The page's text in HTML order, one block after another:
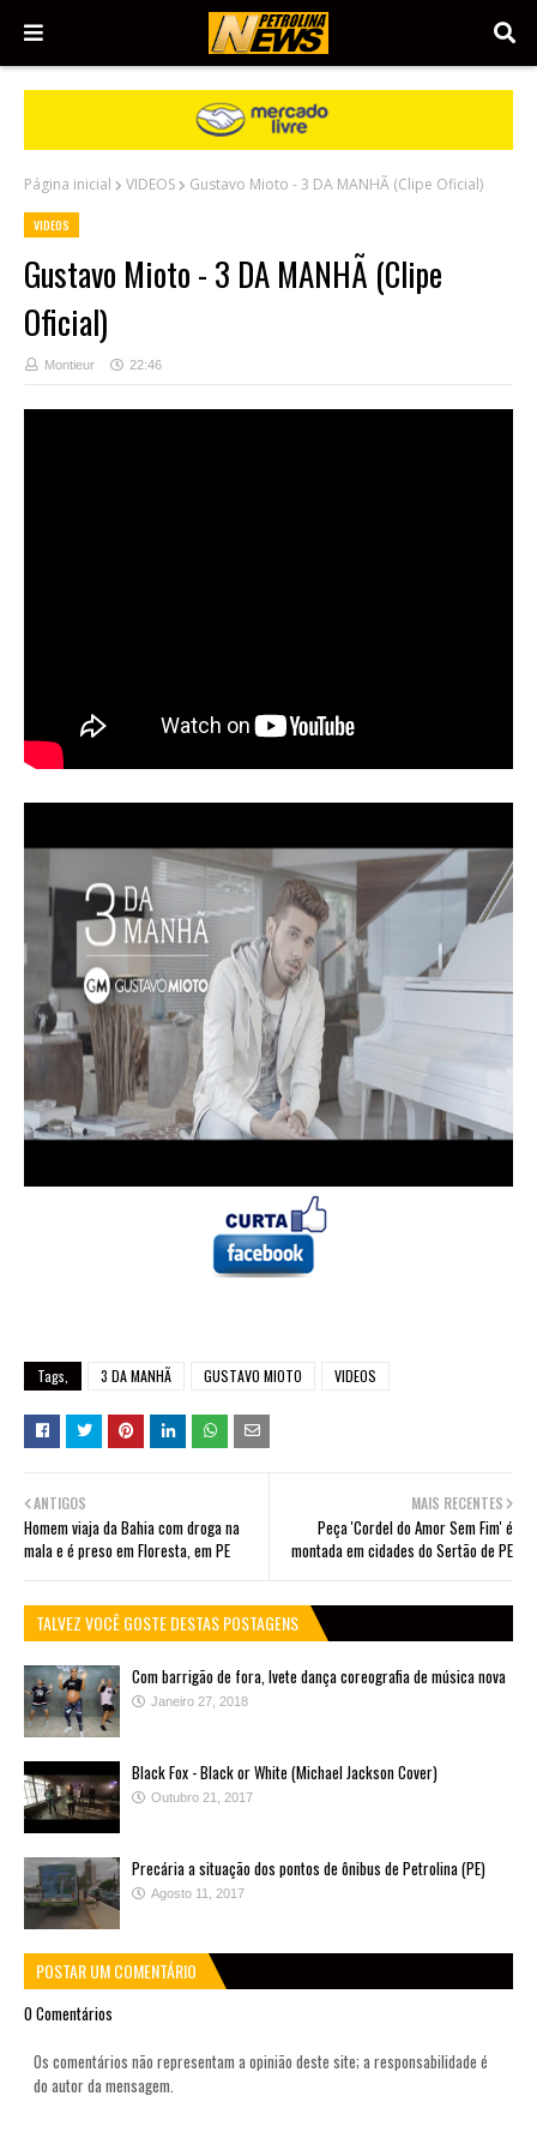
Página inicial VIDEOS Gustavo Mioto - 3 DA MANHÃ (Clipe Oficial)
VIDEOS
Gustavo Mioto - 3 DA MANHÃ (Clipe
Oficial)
Montieur 22:46
Tags, 3 DA MANHÃ GUSTAVO MIOTO VIDEOS
MAIS RECENTES
Peça 'Cordel do Amor Sem Fim' é
montada em cidades do Sertão de PE
ANTIGOS
Homem viaja da Bahia com droga na
mala e é preso em Floresta, em PE
TALVEZ VOCÊ GOSTE DESTAS POSTAGENS
Com barrigão de fora, Ivete dança coreografia de música nova
Janeiro 27, 2018
Black Fox - Black or White (Michael Jackson Cover)
Outubro 21, 2017
Precária a situação dos pontos de ônibus de Petrolina (PE)
Agosto 11, 2017
POSTAR UM COMENTÁRIO
0 Comentários
Os comentários não representam a opinião deste site; a responsabilidade é
do autor da mensagem.